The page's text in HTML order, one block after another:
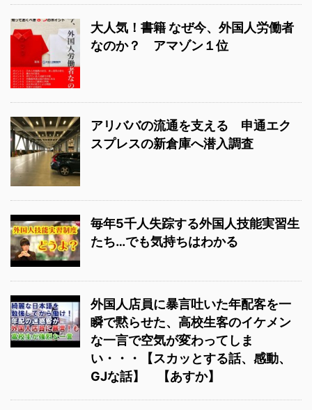
大人気！書籍 なぜ今、外国人労働者
なのか？ アマゾン１位
アリババの流通を支える 申通エク
スプレスの新倉庫へ潜入調査
毎年5千人失踪する外国人技能実習生
たち…でも気持ちはわかる
外国人店員に暴言吐いた年配客を一
瞬で黙らせた、高校生客のイケメン
な一言で空気が変わってしま
い・・・【スカッとする話、感動、
GJな話】 【あすか】